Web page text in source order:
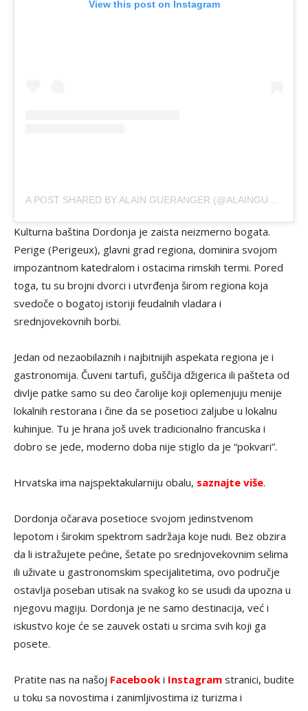
View this post on Instagram
A POST SHARED BY ALAIN GUERANGER (@ALAINGUERANGER)
Kulturna baština Dordonja je zaista neizmerno bogata.
Perige (Perigeux), glavni grad regiona, dominira svojom
impozantnom katedralom i ostacima rimskih termi. Pored
toga, tu su brojni dvorci i utvrđenja širom regiona koja
svedoče o bogatoj istoriji feudalnih vladara i
srednjovekovnih borbi.
Jedan od nezaobilaznih i najbitnijih aspekata regiona je i
gastronomija. Čuveni tartufi, guščija džigerica ili pašteta od
divlje patke samo su deo čarolije koji oplemenjuju menije
lokalnih restorana i čine da se posetioci zaljube u lokalnu
kuhinjue. Tu je hrana još uvek tradicionalno francuska i
dobro se jede, moderno doba nije stiglo da je “pokvari”.
Hrvatska ima najspektakularniju obalu, saznajte više.
Dordonja očarava posetioce svojom jedinstvenom
lepotom i širokim spektrom sadržaja koje nudi. Bez obzira
da li istražujete pećine, šetate po srednjovekovnim selima
ili uživate u gastronomskim specijalitetima, ovo područje
ostavlja poseban utisak na svakog ko se usudi da upozna u
njegovu magiju. Dordonja je ne samo destinacija, već i
iskustvo koje će se zauvek ostati u srcima svih koji ga
posete.
Pratite nas na našoj Facebook i Instagram stranici, budite
u toku sa novostima i zanimljivostima iz turizma i